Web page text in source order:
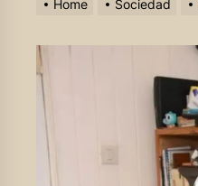
Home Sociedad